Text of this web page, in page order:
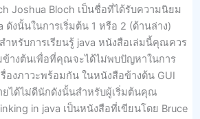
Joshua Bloch เป็นชื่อที่ได้รับความนิยม
งนั้นในการเริ่มต้น 1 หรือ 2 (ด้านล่าง)
ำหรับการเรียนรู้ java หนังสือเล่มนี้คุณควร
ข้างต้นเพื่อที่คุณจะได้ไม่พบปัญหาในการ
องภาวะพร้อมกัน ในหนังสือข้างต้น GUI
ยได้ไม่ดีนักดังนั้นสำหรับผู้เริ่มต้นคุณ
in java เป็นหนังสือที่เขียนโดย Bruce